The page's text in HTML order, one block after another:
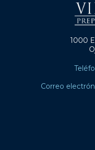
1000
Correo